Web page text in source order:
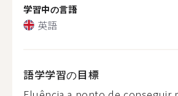
学習中の言語
英語
語学学習の目標